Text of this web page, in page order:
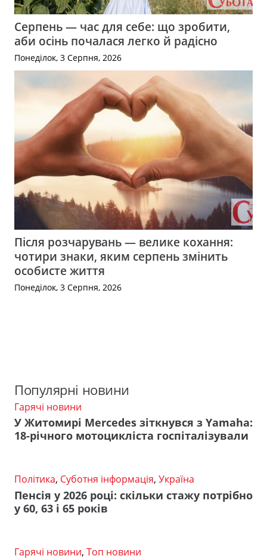
Серпень — час для себе: що зробити,
аби осінь почалася легко й радісно
Понеділок, 3 Серпня, 2026
Після розчарувань — велике кохання:
чотири знаки, яким серпень змінить
особисте життя
Понеділок, 3 Серпня, 2026
Популярні новини
Гарячі новини
У Житомирі Mercedes зіткнувся з Yamaha:
18-річного мотоцикліста госпіталізували
Політика, Суботня інформація, Україна
Пенсія у 2026 році: скільки стажу потрібно
у 60, 63 і 65 років
Гарячі новини, Топ новини